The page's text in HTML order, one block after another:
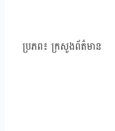
ប្រភព៖ ក្រសួងព័ត៌មាន